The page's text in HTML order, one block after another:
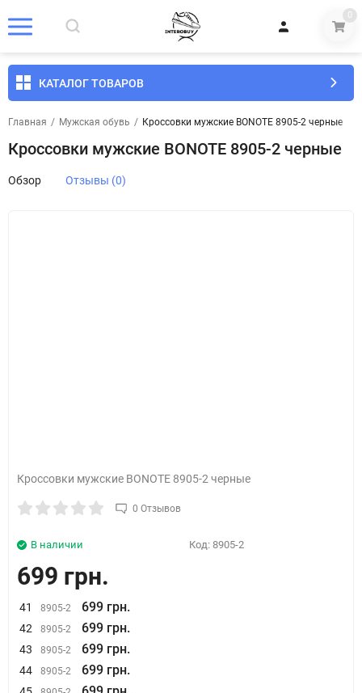
0
КАТАЛОГ ТОВАРОВ
Главная / Мужская обувь / Кроссовки мужские BONOTE 8905-2 черные
Кроссовки мужские BONOTE 8905-2 черные
Обзор Отзывы (0)
Кроссовки мужские BONOTE 8905-2 черные
0 Отзывов
В наличии Код: 8905-2
699 грн.
41 8905-2 699 грн.
42 8905-2 699 грн.
43 8905-2 699 грн.
44 8905-2 699 грн.